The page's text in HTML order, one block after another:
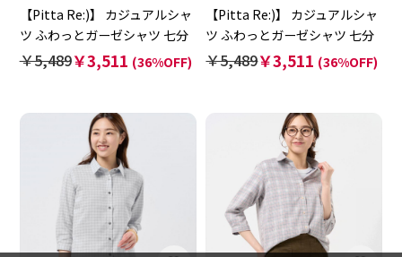
【Pitta Re:)】 カジュアルシャ
ツ ふわっとガーゼシャツ 七分
袖 綿100% レディース
￥5,489￥3,511 (36%OFF)
【Pitta Re:)】 カジュアルシャ
ツ ふわっとガーゼシャツ 七分
袖 綿100% レディース
￥5,489￥3,511 (36%OFF)